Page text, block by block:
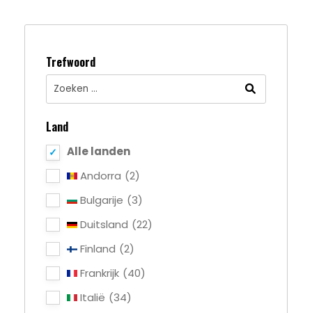
Trefwoord
Land
Alle landen
Andorra (2)
Bulgarije (3)
Duitsland (22)
Finland (2)
Frankrijk (40)
Italië (34)